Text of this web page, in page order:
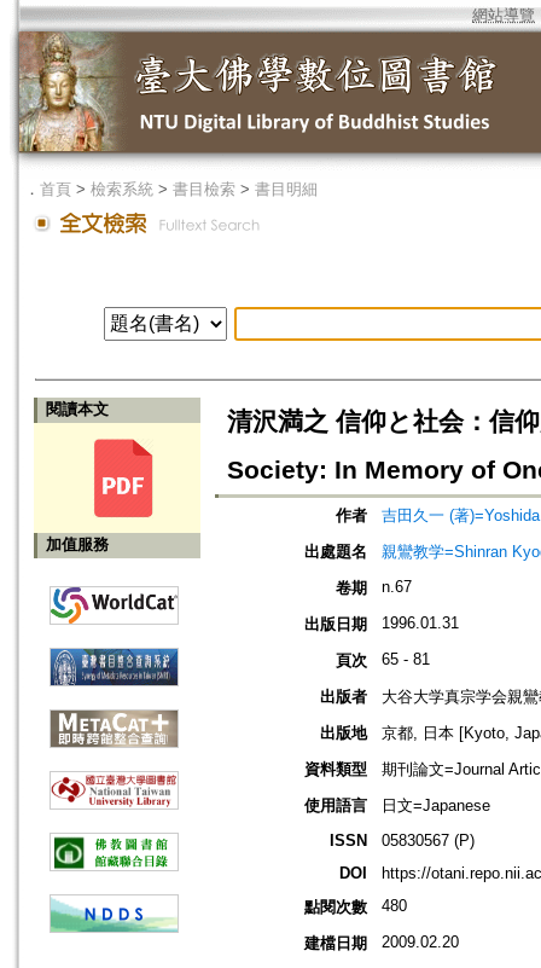
網站導覽
． 首頁 > 檢索系統 > 書目檢索 > 書目明細
閱讀本文
加值服務
清沢満之 信仰と社会：信
Society: In Memory of
作者
吉田久一 (著
出處題名
親鸞教学=Shinran
卷期
n.67
出版日期 1996.01.31
頁次 65 - 81
出版者
大谷大学真宗学会親
出版地
京都, 日本 [Kyoto,
資料類型
期刊論文=Journal
使用語言
日文=Japanese
ISSN
05830567 (P)
DOI
https://
點閱次數
480
建檔日期 2009.02.20